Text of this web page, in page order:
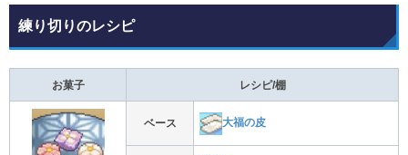
練り切りのレシピ
お菓子 レシピ/棚
ベース 大福の皮